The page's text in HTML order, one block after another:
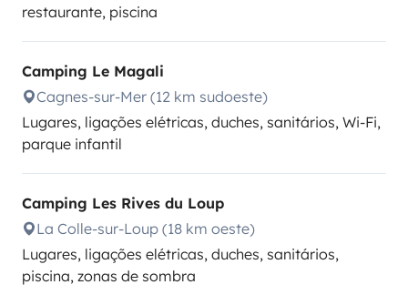
restaurante, piscina
Camping Le Magali
Cagnes-sur-Mer (12 km sudoeste)
Lugares, ligações elétricas, duches, sanitários, Wi-Fi,
parque infantil
Camping Les Rives du Loup
La Colle-sur-Loup (18 km oeste)
Lugares, ligações elétricas, duches, sanitários,
piscina, zonas de sombra